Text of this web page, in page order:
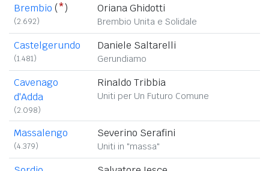
Brembio (*)
(2.692)
Oriana Ghidotti
Brembio Unita e Solidale
Castelgerundo
(1.481)
Daniele Saltarelli
Gerundiamo
Cavenago
d'Adda
(2.098)
Rinaldo Tribbia
Uniti per Un Futuro Comune
Massalengo
(4.379)
Severino Serafini
Uniti in "massa"